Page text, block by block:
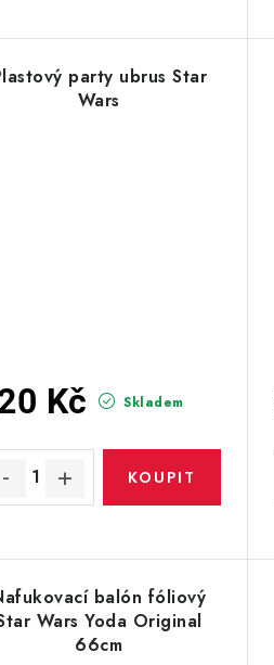
party ubrus Star
Wars
Skladem
Kč
balón fóliový
Wars Yoda Original
66cm